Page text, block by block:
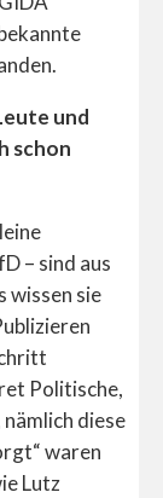
und
schon
– sind aus
wissen sie
Politische,
diese
waren
Lutz